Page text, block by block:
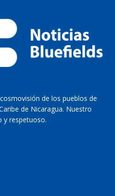
de los pueblos de
de Nicaragua. Nuestro
y respetuoso.